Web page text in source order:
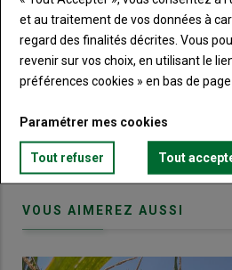
titre
TITRE CRÉEZ UN
BodyChoisissez votre
compte pour accéder
Lien Créez un
VOUS AIMEREZ AUSSI
et au traitement de vos données à
regard des finalités décrites. Vous
revenir sur vos choix, en utilisant le
préférences cookies » en bas de page
Paramétrer mes cookies
Tout refuser Tout